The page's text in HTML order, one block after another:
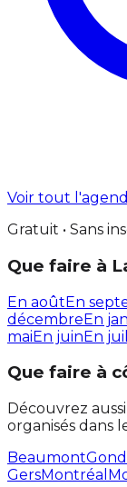
Voir tout
Gratuit • Sans
Que faire à
En aoûtEn
décembreEn
maiEn juinEn
Que faire à
Découvrez
organisés dans
Beaumont
GersMontréal